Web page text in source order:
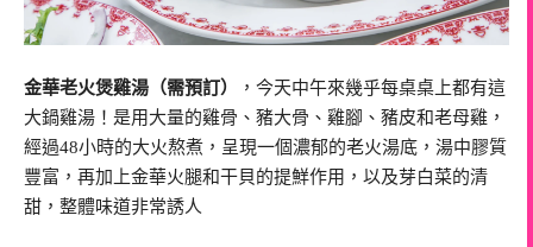
金華老火煲雞湯（需預訂）
，今天中午來幾乎每桌桌上都有這
大鍋雞湯！是用大量的雞骨、豬大骨、雞腳、豬皮和老母雞，
經過48小時的大火熬煮，呈現一個濃郁的老火湯底，湯中膠質
豐富，再加上金華火腿和干貝的提鮮作用，以及芽白菜的清
甜，整體味道非常誘人